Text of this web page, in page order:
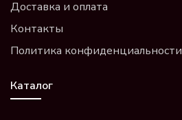
Доставка и оплата
Контакты
Политика конфиденциальности
Каталог